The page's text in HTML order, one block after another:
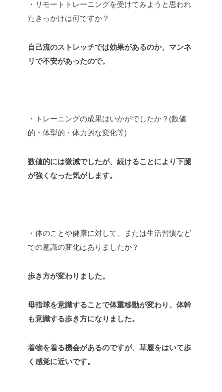
・リモートトレーニングを受けてみようと思われ
たきっかけは何ですか？
自己流のストレッチでは効果があるのか、マンネ
リで不安があったので。
・トレーニングの成果はいかがでしたか？(数値
的・体型的・体力的な変化等)
数値的には微減でしたが、続けることにより下腿
が強くなった気がします。
・体のことや健康に対して、または生活習慣など
での意識の変化はありましたか？
歩き方が変わりました。
母指球を意識することで体重移動が変わり、体幹
も意識する歩き方になりました。
着物を着る機会があるのですが、草履をはいて歩
く感覚に近いです。